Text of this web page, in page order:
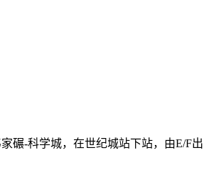
-科学城，在世纪城站下站，由E/F出